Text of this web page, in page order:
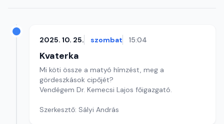
2025. 10. 25. szombat 15:04
Kvaterka
Mi köti össze a matyó hímzést, meg a
gördeszkások cipőjét?
Vendégem Dr. Kemecsi Lajos főigazgató.
Szerkesztő: Sályi András